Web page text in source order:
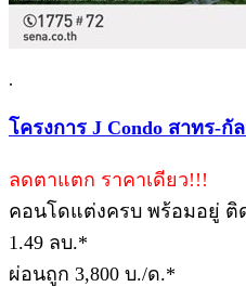
.
โครงการ J Condo สาทร-กั
ลดตาแตก ราคาเดียว!!!
คอนโดแต่งครบ พร้อมอยู่ ติ
1.49 ลบ.*
ผ่อนถูก 3,800 บ./ด.*